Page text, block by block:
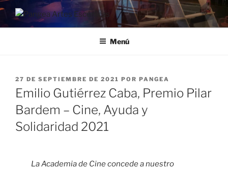
PANGEA ARTES ESCÉNICAS
Pangea
Menú
27 DE SEPTIEMBRE DE 2021 POR PANGEA
Emilio Gutiérrez Caba, Premio Pilar
Bardem – Cine, Ayuda y
Solidaridad 2021
La Academia de Cine concede a nuestro